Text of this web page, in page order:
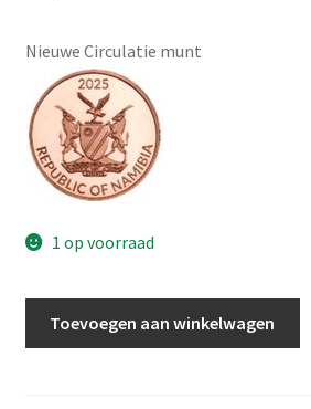
Nieuwe Circulatie munt
1 op voorraad
Toevoegen aan winkelwagen